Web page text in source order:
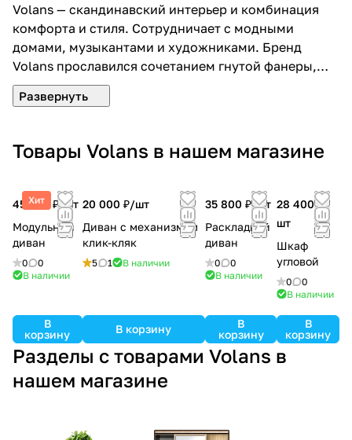
Volans — скандинавский интерьер и комбинация
комфорта и стиля. Сотрудничает с модными
домами, музыкантами и художниками. Бренд
Volans прославился сочетанием гнутой фанеры,
пластиковых деталей и мягких подушек, которые
принимают форму тела. Комбинация комфорта и
страну. Изготавливаются диваны, мягкие кресла и
пуфы — они стоят в каждом доме со
приветствует разные виды искусства для создания
новых культовых предметов интерьера. С брендом
уже начали сотрудничество модные дома,
музыканты и художники.
Товары Volans в нашем магазине
Хит
45 500 ₽/шт
Модульный
диван
0
0
В наличии
В
корзину
20 000 ₽/шт
Диван с механизмом
клик-кляк
5 1 В наличии
В корзину
35 800 ₽/шт
Раскладной
диван
0
0
В наличии
В
корзину
28 400 ₽/
шт
Шкаф
угловой
0
0
В наличии
В
корзину
Разделы с товарами Volans в
нашем магазине